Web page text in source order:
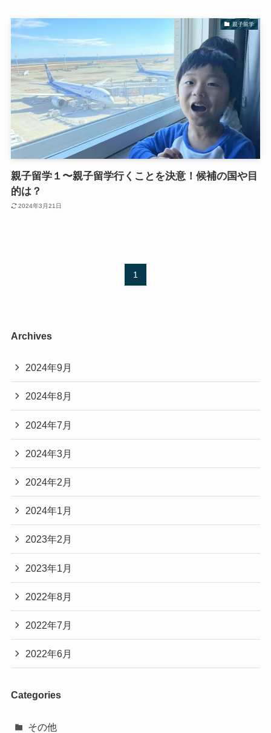
親子留学
親子留学１〜親子留学行くことを決意！候補の国や目
的は？
2024年3月21日
1
Archives
2024年9月
2024年8月
2024年7月
2024年3月
2024年2月
2024年1月
2023年2月
2023年1月
2022年8月
2022年7月
2022年6月
Categories
その他